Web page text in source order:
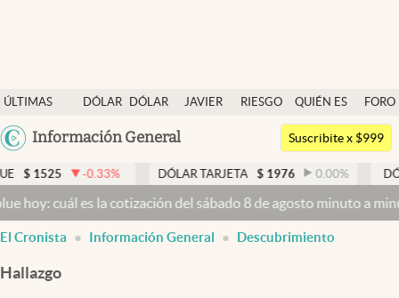
ÚLTIMAS
NOTICIAS
DÓLAR
DÓLAR
JAVIER
RIESGO
QUIÉN ES
QUIÉN
FORO
Argentina
México
Colombia
Información General
Dólar
Members
Economía y Política
Finanzas y Mercados
Mercados Online
Negocios
Suscribite x $999
% DÓLAR TARJETA $ 1976 0.00 % DÓLAR MEP
cotización del sábado 8 de agosto minuto a minutoDólar hoy
El Cronista Información General Descubrimiento
Hallazgo